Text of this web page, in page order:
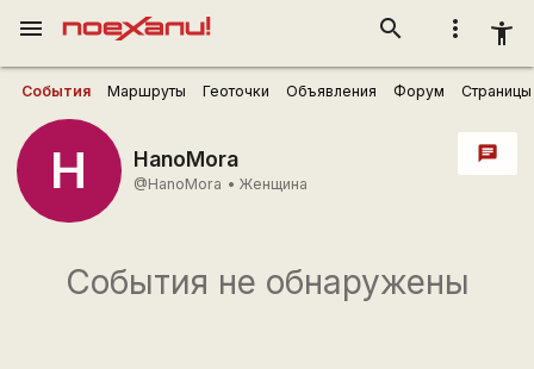
more_vert accessibility_new
search
menu
События Маршруты Геоточки Объявления Форум Страницы
H HanoMora
@HanoMora • Женщина
chat
События не обнаружены